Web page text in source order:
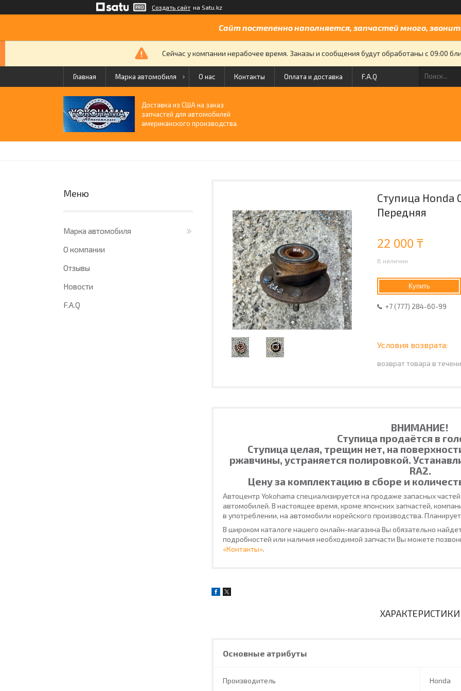
Создать сайт на Satu.kz
Сайт постепенно наполняется, запчастей много,
Сейчас у компании нерабочее время. Заказы и сообщения будут обработаны с 09:00
Главная Марка автомобиля О нас Контакты Оплата и доставка F.A.Q
Доставка из США на заказ
запчастей для автомобилей
американского производства.
Ступица Honda
Передняя
22 000 ₸
В наличии
Купить
+7 (777) 284-60-99
возврат товара в
ВНИМАНИЕ!
Ступица продаётся в
Ступица целая, трещин нет, на
ржавчины, устраняется полировкой.
RA2.
Цену за комплектацию в сборе и
Автоцентр Yokohama специализируется на продаже запасных
автомобилей. В настоящее время, кроме японских запчастей,
в употреблении, на автомобили корейского производства.
В широком каталоге нашего онлайн-магазина Вы обязательно
подробностей или наличия необходимой запчасти Вы можете
«Контакты».
ХАРАКТЕРИСТИКИ
Основные атрибуты
Производитель Honda
Марка автомобиля
О компании
Отзывы
Новости
F.A.Q